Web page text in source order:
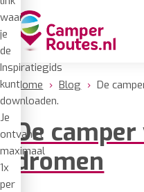
waar
je
de
Inspiratiegids
kunt
downloaden.
Je
ontvangt
maximaal
1x
per
Home › Blog › De
De
dromen